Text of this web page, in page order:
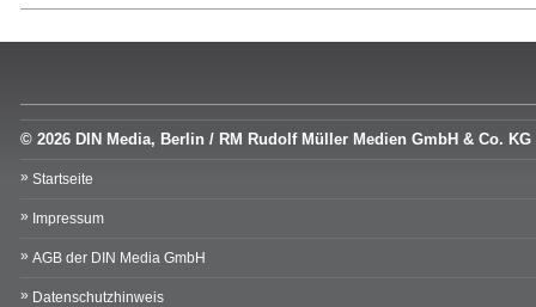
© 2026 DIN Media, Berlin / RM Rudolf Müller Medien GmbH & Co. KG
Startseite
Impressum
AGB der DIN Media GmbH
Datenschutzhinweis